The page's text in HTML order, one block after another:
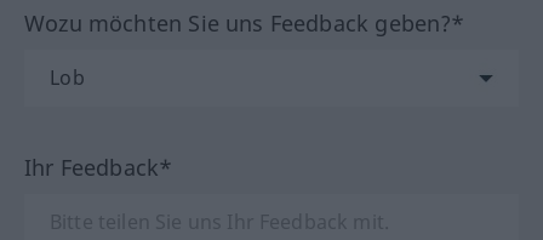
Wozu möchten Sie uns Feedback geben?*
Ihr Feedback*